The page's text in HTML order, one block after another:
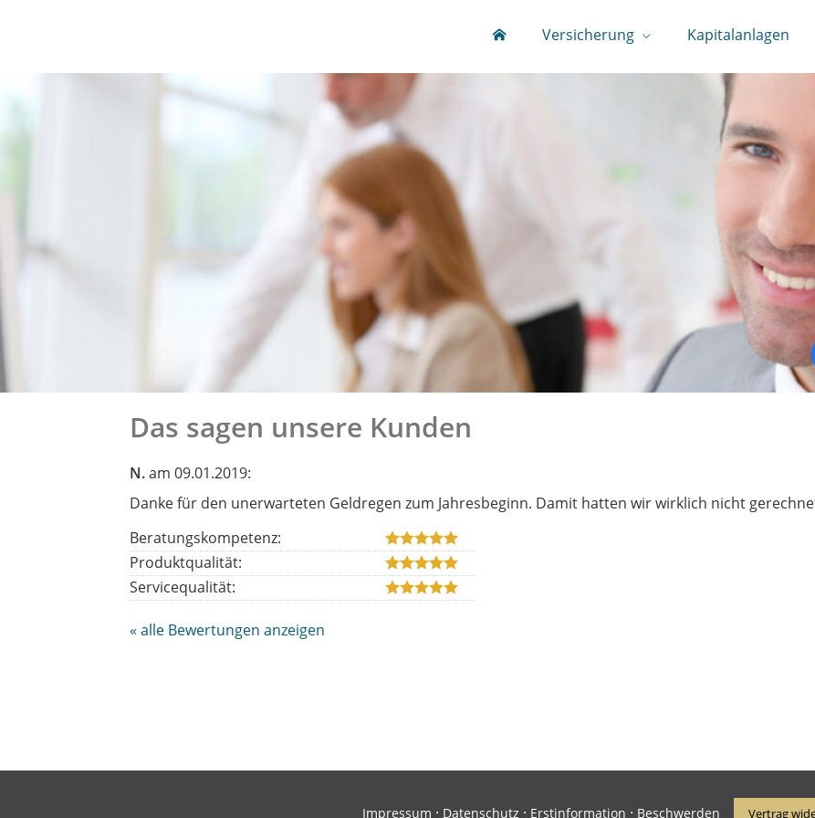
Versicherung Kapitalanlagen
Das sagen unsere Kunden
N.am 09.01.2019:
Danke für den unerwarteten Geldregen zum Jahresbeginn. Damit hatten wir wirklich nicht
Beratungskompetenz:
Produktqualität:
Servicequalität:
« alle Bewertungen anzeigen
Impressum · Datenschutz · Erstinformation · Beschwerden Vertrag